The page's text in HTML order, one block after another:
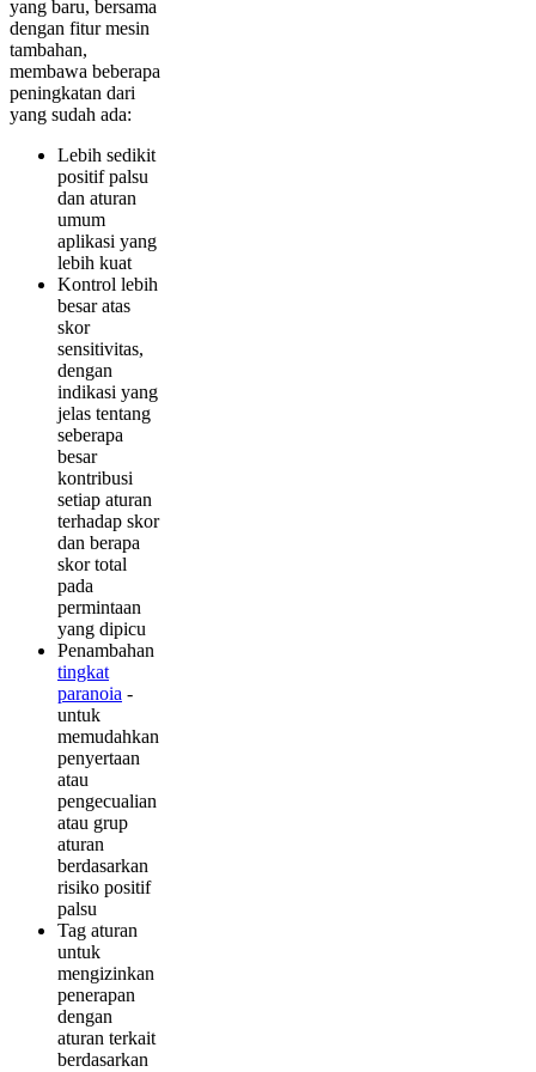
yang baru, bersama
dengan fitur mesin
tambahan,
membawa beberapa
peningkatan dari
yang sudah ada:
Lebih sedikit
positif palsu
dan aturan
umum
aplikasi yang
lebih kuat
Kontrol lebih
besar atas
skor
sensitivitas,
dengan
indikasi yang
jelas tentang
seberapa
besar
kontribusi
setiap aturan
terhadap skor
dan berapa
skor total
pada
permintaan
yang dipicu
Penambahan
tingkat
paranoia -
untuk
memudahkan
penyertaan
atau
pengecualian
atau grup
aturan
berdasarkan
risiko positif
palsu
Tag aturan
untuk
mengizinkan
penerapan
dengan
aturan terkait
berdasarkan